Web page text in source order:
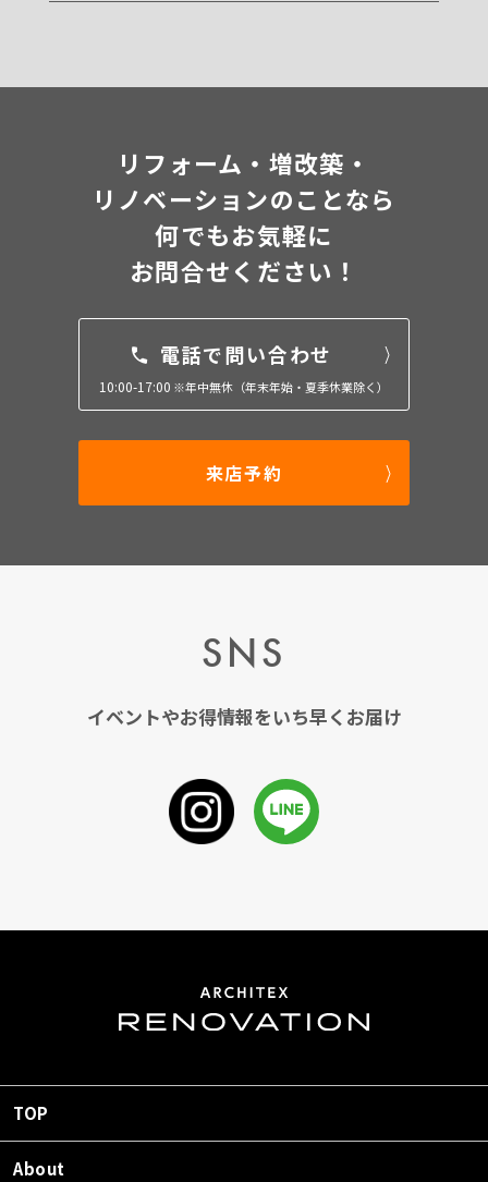
リフォーム・増改築・
リノベーションのことなら
何でもお気軽に
お問合せください！
電話で問い合わせ
10:00-17:00 ※年中無休（年末年始・夏季休業除く）
来店予約
SNS
イベントやお得情報をいち早くお届け
TOP
About